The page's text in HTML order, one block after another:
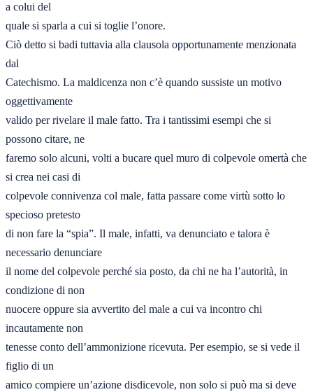
a colui del
quale si sparla a cui si toglie l’onore.
Ciò detto si badi tuttavia alla clausola opportunamente menzionata
dal
Catechismo. La maldicenza non c’è quando sussiste un motivo
oggettivamente
valido per rivelare il male fatto. Tra i tantissimi esempi che si
possono citare, ne
faremo solo alcuni, volti a bucare quel muro di colpevole omertà che
si crea nei casi di
colpevole connivenza col male, fatta passare come virtù sotto lo
specioso pretesto
di non fare la “spia”. Il male, infatti, va denunciato e talora è
necessario denunciare
il nome del colpevole perché sia posto, da chi ne ha l’autorità, in
condizione di non
nuocere oppure sia avvertito del male a cui va incontro chi
incautamente non
tenesse conto dell’ammonizione ricevuta. Per esempio, se si vede il
figlio di un
amico compiere un’azione disdicevole, non solo si può ma si deve